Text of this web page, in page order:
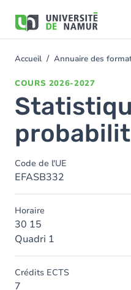
contenu
You
Accueil Annuaire des
COURS 2026-2027
Code de l'UE
EFASB332
Horaire
30 15
Quadri 1
Crédits ECTS
7